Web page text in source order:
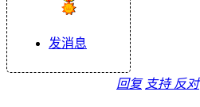
发消息
回复 支持 反对